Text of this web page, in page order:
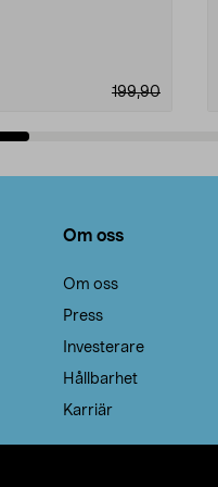
199,90
Om oss
Om oss
Press
Investerare
Hållbarhet
Karriär